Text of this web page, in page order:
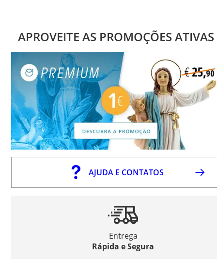
APROVEITE AS PROMOÇÕES ATIVAS
AJUDA E CONTATOS
Entrega
Rápida e Segura